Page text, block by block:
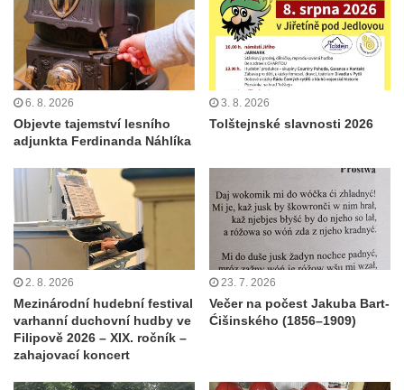
6. 8. 2026
Objevte tajemství lesního
adjunkta Ferdinanda Náhlíka
3. 8. 2026
Tolštejnské slavnosti 2026
2. 8. 2026
Mezinárodní hudební festival
varhanní duchovní hudby ve
Filipově 2026 – XIX. ročník –
zahajovací koncert
23. 7. 2026
Večer na počest Jakuba Bart-
Ćišinského (1856–1909)